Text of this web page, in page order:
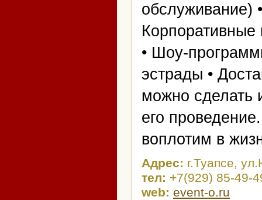
обслуживание)
• Шоу-
эстрады •
можно сделать
его
воплотим в
Адрес: г.Туапсе,
тел: +7(929) 85-49-
web: event-o.ru